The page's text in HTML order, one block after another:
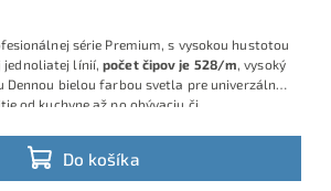
Do košíka
série Premium, s vysokou hustotou
jednoliatej línií,počet čipov je 528/m, vysoký
Dennou bielou farbou svetla pre univerzálne
od kuchyne až po obývaciu či